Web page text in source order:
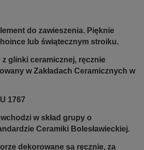
do zawieszenia. Pięknie
lub świątecznym stroiku.
glinki ceramicznej, ręcznie
w Zakładach Ceramicznych w
1767
w skład grupy o
Ceramiki Bolesławieckiej.
dekorowane są ręcznie, za